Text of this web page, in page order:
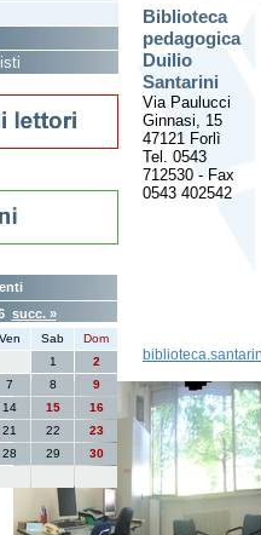
Biblioteca
pedagogica
Duilio
Santarini
Via Paulucci
Ginnasi, 15
47121 Forlì
Tel. 0543
712530 - Fax
0543 402542
succ. »
Ven Sab
Dom
1
2
7 8
9
14 15
16
21 22
23
28 29
30